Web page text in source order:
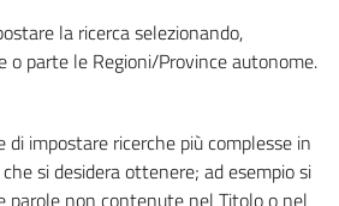
la ricerca selezionando,
parte le Regioni/Province autonome.
impostare ricerche più complesse in
si desidera ottenere; ad esempio si
parole non contenute nel Titolo o nel